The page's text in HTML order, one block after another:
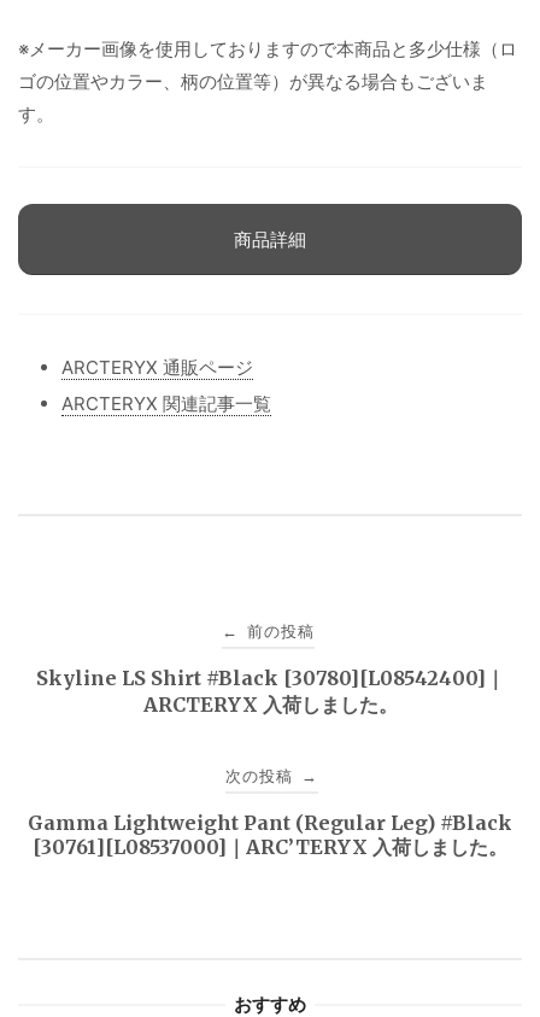
※メーカー画像を使用しておりますので本商品と多少仕様（ロ
ゴの位置やカラー、柄の位置等）が異なる場合もございま
す。
商品詳細
ARCTERYX 通販ページ
ARCTERYX 関連記事一覧
稿
ゲ
ー
← 前の投稿
Skyline LS Shirt #Black [30780][L08542400]｜
ARCTERYX 入荷しました。
次の投稿 →
Gamma Lightweight Pant (Regular Leg) #Black
[30761][L08537000]｜ARC’TERYX 入荷しました。
おすすめ